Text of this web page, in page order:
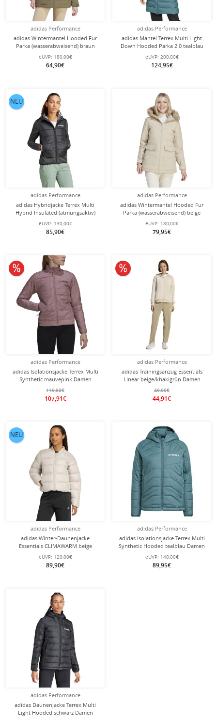
adidas Performance
adidas Wintermantel Hooded Fur
Parka (wasserabweisend) braun
Damen
eUVP: 180,00€
64,90€
adidas Performance
adidas Mantel Terrex Multi Light
Down Hooded Parka 2.0 tealblau
Damen
eUVP: 200,00€
124,95€
adidas Performance
adidas Hybridjacke Terrex Multi
Hybrid Insulated (atmungsaktiv)
schwarz Damen
eUVP: 130,00€
85,90€
NEU
adidas Performance
adidas Wintermantel Hooded Fur
Parka (wasserabweisend) beige
Damen
eUVP: 180,00€
79,95€
adidas Performance
adidas Isolationsjacke Terrex Multi
Synthetic mauvepink Damen
119,90€
107,91€
10% reduziert
adidas Performance
adidas Trainingsanzug Essentials
Linear beige/khakigrün Damen
49,90€
44,91€
10% reduziert
adidas Performance
adidas Winter-Daunenjacke
Essentials CLIMAWARM beige
Damen
eUVP: 120,00€
89,90€
NEU
adidas Performance
adidas Isolationsjacke Terrex Multi
Synthetic Hooded tealblau Damen
eUVP: 140,00€
89,95€
adidas Performance
adidas Daunenjacke Terrex Multi
Light Hooded schwarz Damen